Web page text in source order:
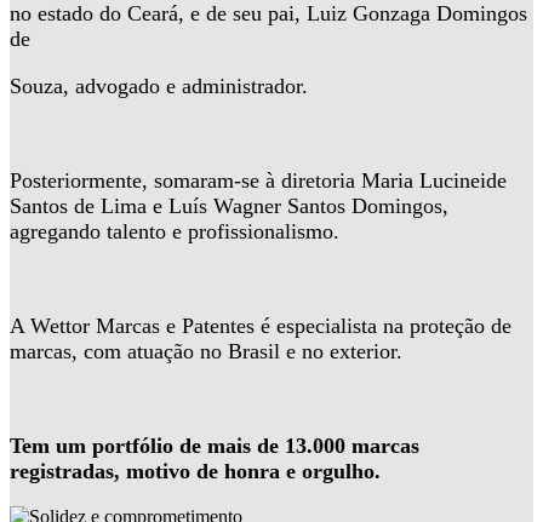
no estado do Ceará, e de seu pai, Luiz Gonzaga Domingos
de
Souza, advogado e administrador.
Posteriormente, somaram-se à diretoria Maria Lucineide
Santos de Lima e Luís Wagner Santos Domingos,
agregando talento e profissionalismo.
A Wettor Marcas e Patentes é especialista na proteção de
marcas, com atuação no Brasil e no exterior.
Tem um portfólio de mais de 13.000 marcas
registradas, motivo de honra e orgulho.